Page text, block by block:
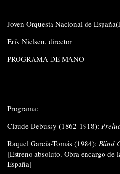
Joven Orquesta Nacional de
Erik Nielsen, director
PROGRAMA DE MANO
Programa:
Claude Debussy (1862-1918):
Raquel García-Tomás (1984): Blind
[Estreno absoluto. Obra encargo de
España]